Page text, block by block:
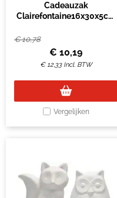
Cadeauzak
Clairefontaine16x30x5cm
€10,78
€ 10,19
€12,33 Incl. BTW
Vergelijken